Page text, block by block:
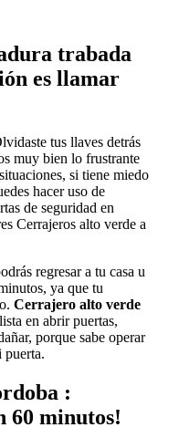
trabada
es llamar
tus llaves detrás
muy bien lo frustrante
si tiene miedo
hacer uso de
de seguridad en
Cerrajeros alto verde a
regresar a tu casa u
ya que tu
Cerrajero alto verde
en abrir puertas,
porque sabe operar
puerta.
:
60 minutos!